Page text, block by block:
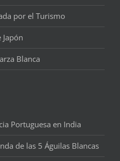
por el Turismo
Blanca
Portuguesa en India
de las 5 Águilas Blancas